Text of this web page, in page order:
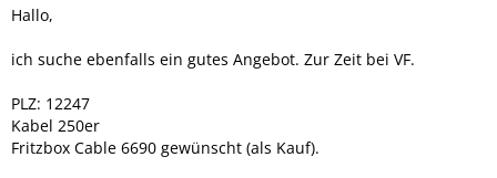
Hallo,
ich suche ebenfalls ein gutes Angebot. Zur Zeit bei VF.
PLZ: 12247
Kabel 250er
Fritzbox Cable 6690 gewünscht (als Kauf).